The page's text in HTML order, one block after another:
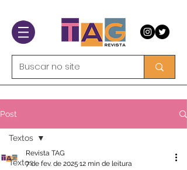
Post
Textos
Textos
Revista TAG
7 de fev. de 2025 12 min de leitura